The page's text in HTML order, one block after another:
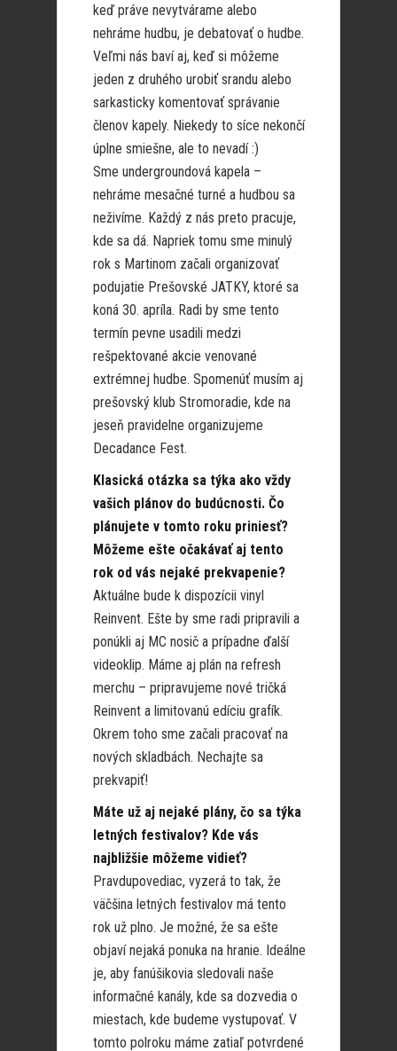
keď práve nevytvárame alebo
nehráme hudbu, je debatovať o hudbe.
Veľmi nás baví aj, keď si môžeme
jeden z druhého urobiť srandu alebo
sarkasticky komentovať správanie
členov kapely. Niekedy to síce nekončí
úplne smiešne, ale to nevadí :)
Sme undergroundová kapela –
nehráme mesačné turné a hudbou sa
neživíme. Každý z nás preto pracuje,
kde sa dá. Napriek tomu sme minulý
rok s Martinom začali organizovať
podujatie Prešovské JATKY, ktoré sa
koná 30. apríla. Radi by sme tento
termín pevne usadili medzi
rešpektované akcie venované
extrémnej hudbe. Spomenúť musím aj
prešovský klub Stromoradie, kde na
jeseň pravidelne organizujeme
Decadance Fest.
Klasická otázka sa týka ako vždy
vašich plánov do budúcnosti. Čo
plánujete v tomto roku priniesť?
Môžeme ešte očakávať aj tento
rok od vás nejaké prekvapenie?
Aktuálne bude k dispozícii vinyl
Reinvent. Ešte by sme radi pripravili a
ponúkli aj MC nosič a prípadne ďalší
videoklip. Máme aj plán na refresh
merchu – pripravujeme nové tričká
Reinvent a limitovanú edíciu grafík.
Okrem toho sme začali pracovať na
nových skladbách. Nechajte sa
prekvapiť!
Máte už aj nejaké plány, čo sa týka
letných festivalov? Kde vás
najbližšie môžeme vidieť?
Pravdupovediac, vyzerá to tak, že
väčšina letných festivalov má tento
rok už plno. Je možné, že sa ešte
objaví nejaká ponuka na hranie. Ideálne
je, aby fanúšikovia sledovali naše
informačné kanály, kde sa dozvedia o
miestach, kde budeme vystupovať. V
tomto polroku máme zatiaľ potvrdené